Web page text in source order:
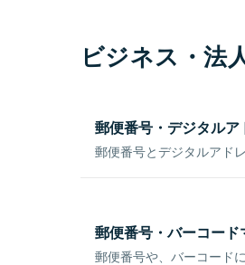
ビジネス・法
郵便番号・デジタル
郵便番号とデジタルアド
郵便番号・バーコード
郵便番号や、バーコード